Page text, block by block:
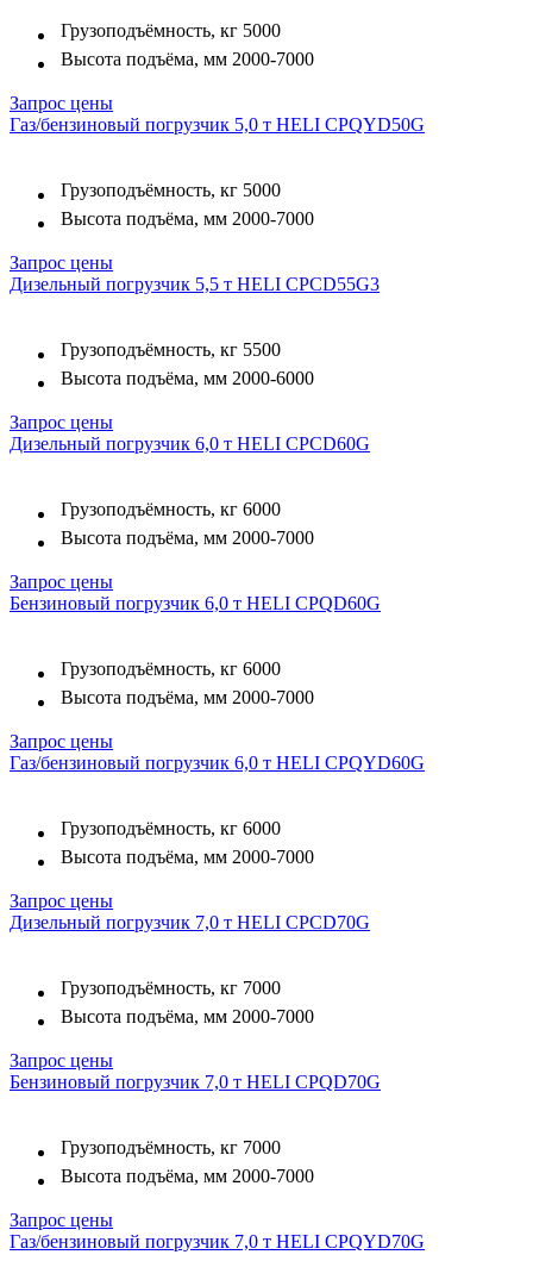
Грузоподъёмность, кг 5000
Высота подъёма, мм 2000-7000
Запрос цены
Газ/бензиновый погрузчик 5,0 т HELI CPQYD50G
Грузоподъёмность, кг 5000
Высота подъёма, мм 2000-7000
Запрос цены
Дизельный погрузчик 5,5 т HELI CPCD55G3
Грузоподъёмность, кг 5500
Высота подъёма, мм 2000-6000
Запрос цены
Дизельный погрузчик 6,0 т HELI CPCD60G
Грузоподъёмность, кг 6000
Высота подъёма, мм 2000-7000
Запрос цены
Бензиновый погрузчик 6,0 т HELI CPQD60G
Грузоподъёмность, кг 6000
Высота подъёма, мм 2000-7000
Запрос цены
Газ/бензиновый погрузчик 6,0 т HELI CPQYD60G
Грузоподъёмность, кг 6000
Высота подъёма, мм 2000-7000
Запрос цены
Дизельный погрузчик 7,0 т HELI CPCD70G
Грузоподъёмность, кг 7000
Высота подъёма, мм 2000-7000
Запрос цены
Бензиновый погрузчик 7,0 т HELI CPQD70G
Грузоподъёмность, кг 7000
Высота подъёма, мм 2000-7000
Запрос цены
Газ/бензиновый погрузчик 7,0 т HELI CPQYD70G